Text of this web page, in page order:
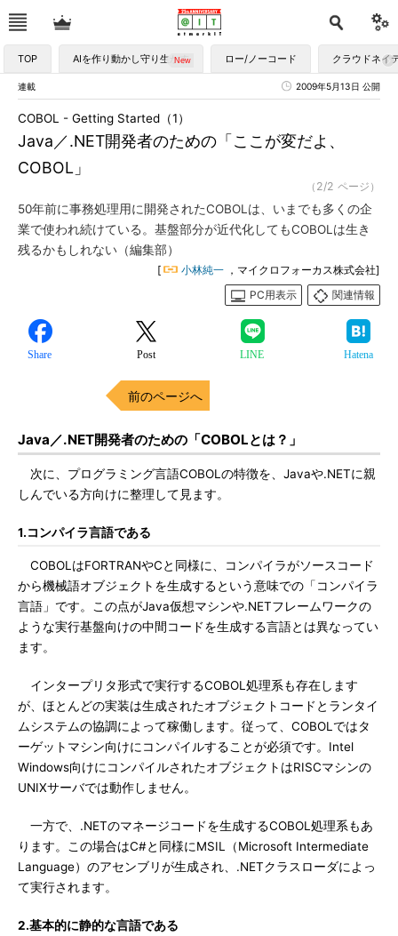
TOP AIを作り動かし守り生かす ロー/ノーコード クラウドネイ
連載 2009年5月13日 公開
Java／.NET開発者のための「ここが変だよ、
COBOL」
COBOL - Getting Started（1）
（2/2 ページ）
50年前に事務処理用に開発されたCOBOLは、いまでも多くの企
業で使われ続けている。基盤部分が近代化してもCOBOLは生き
残るかもしれない（編集部）
[ 小林純一 ，マイクロフォーカス株式会社]
PC用表示
関連情報
Share Post LINE Hatena
前のページへ
Java／.NET開発者のための「COBOLとは？」
次に、プログラミング言語COBOLの特徴を、Javaや.NETに親
しんでいる方向けに整理して見ます。
1.コンパイラ言語である
COBOLはFORTRANやCと同様に、コンパイラがソースコード
から機械語オブジェクトを生成するという意味での「コンパイラ
言語」です。この点がJava仮想マシンや.NETフレームワークの
ような実行基盤向けの中間コードを生成する言語とは異なってい
ます。
インタープリタ形式で実行するCOBOL処理系も存在します
が、ほとんどの実装は生成されたオブジェクトコードとランタイ
ムシステムの協調によって稼働します。従って、COBOLではタ
ーゲットマシン向けにコンパイルすることが必須です。Intel
Windows向けにコンパイルされたオブジェクトはRISCマシンの
UNIXサーバでは動作しません。
一方で、.NETのマネージコードを生成するCOBOL処理系もあ
ります。この場合はC#と同様にMSIL（Microsoft Intermediate
Language）のアセンブリが生成され、.NETクラスローダによっ
て実行されます。
2.基本的に静的な言語である